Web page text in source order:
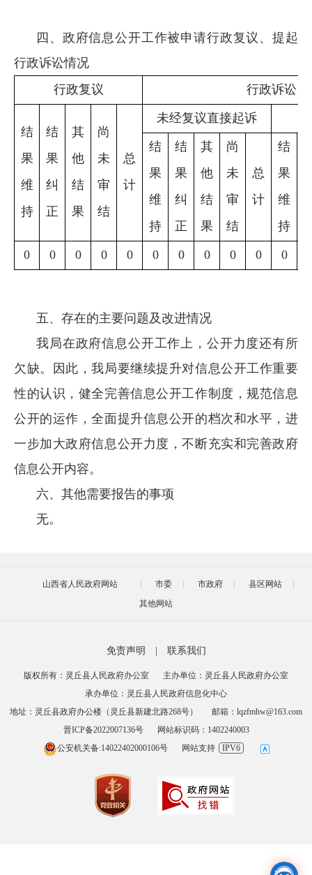
四、政府信息公开工作被申请行政复议、提起
行政诉讼情况
行政复议
行政诉讼
结
果
维
持
结
果
纠
正
其
他
结
果
尚
未
审
结
总
计
未经复议直接起诉
结
果
维
持
结
果
纠
正
其
他
结
果
尚
未
审
结
总
计
结
果
维
持
0 0 0 0 0 0 0 0 0 0 0
五、存在的主要问题及改进情况
我局在政府信息公开工作上，公开力度还有所
欠缺。因此，我局要继续提升对信息公开工作重要
性的认识，健全完善信息公开工作制度，规范信息
公开的运作，全面提升信息公开的档次和水平，进
一步加大政府信息公开力度，不断充实和完善政府
信息公开内容。
六、其他需要报告的事项
无。
山西省人民政府网站 市委 市政府
县区网站
其他网站
免责声明 联系我们
版权所有：灵丘县人民政府办公室
主办单位：灵丘县人民政府办公室
承办单位：灵丘县人民政府信息化中心
地址：灵丘县政府办公楼（灵丘县新建北路268号）
邮箱：lqzfmhw@163.com
晋ICP备2022007136号
网站标识码：1402240003
公安机关备:14022402000106号
网站支持 IPV6